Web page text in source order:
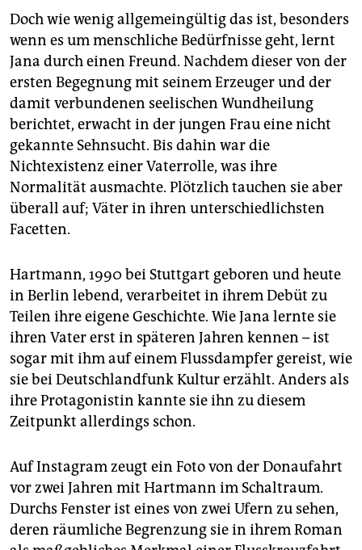
Doch wie wenig allgemeingültig das ist, besonders
wenn es um menschliche Bedürfnisse geht, lernt
Jana durch einen Freund. Nachdem dieser von der
ersten Begegnung mit seinem Erzeuger und der
damit verbundenen seelischen Wundheilung
berichtet, erwacht in der jungen Frau eine nicht
gekannte Sehnsucht. Bis dahin war die
Nichtexistenz einer Vaterrolle, was ihre
Normalität ausmachte. Plötzlich tauchen sie aber
überall auf; Väter in ihren unterschiedlichsten
Facetten.
Hartmann, 1990 bei Stuttgart geboren und heute
in Berlin lebend, verarbeitet in ihrem Debüt zu
Teilen ihre eigene Geschichte. Wie Jana lernte sie
ihren Vater erst in späteren Jahren kennen – ist
sogar mit ihm auf einem Flussdampfer gereist, wie
sie bei Deutschlandfunk Kultur erzählt. Anders als
ihre Protagonistin kannte sie ihn zu diesem
Zeitpunkt allerdings schon.
Auf Instagram zeugt ein Foto von der Donaufahrt
vor zwei Jahren mit Hartmann im Schaltraum.
Durchs Fenster ist eines von zwei Ufern zu sehen,
deren räumliche Begrenzung sie in ihrem Roman